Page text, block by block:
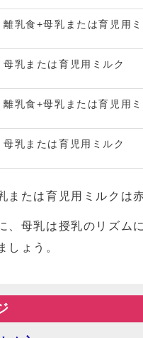
離乳食+母乳または育児用ミ
母乳または育児用ミルク
離乳食+母乳または育児用ミ
母乳または育児用ミルク
または育児用ミルクは
、母乳は授乳のリズム
しょう。